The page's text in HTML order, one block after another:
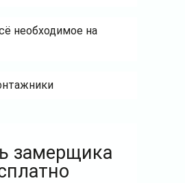
необходимое на
замерщика